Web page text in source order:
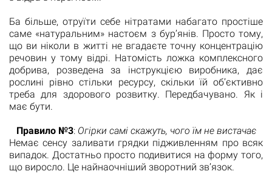
Ба більше, отруїти себе нітратами набагато простіше
саме «натуральним» настоєм з бур’янів. Просто тому,
що ви ніколи в житті не вгадаєте точну концентрацію
речовин у тому відрі. Натомість ложка комплексного
добрива, розведена за інструкцією виробника, дає
рослині рівно стільки ресурсу, скільки їй об’єктивно
треба для здорового розвитку. Передбачувано. Як і
має бути.
Правило №3: Огірки самі скажуть, чого їм не вистачає
Немає сенсу заливати грядки підживленням про всяк
випадок. Достатньо просто подивитися на форму того,
що виросло. Це найнаочніший зворотний зв’язок.